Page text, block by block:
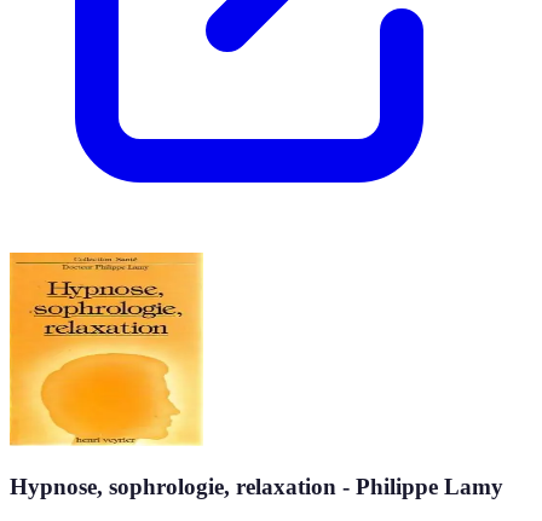
Hypnose, sophrologie, relaxation - Philippe Lamy